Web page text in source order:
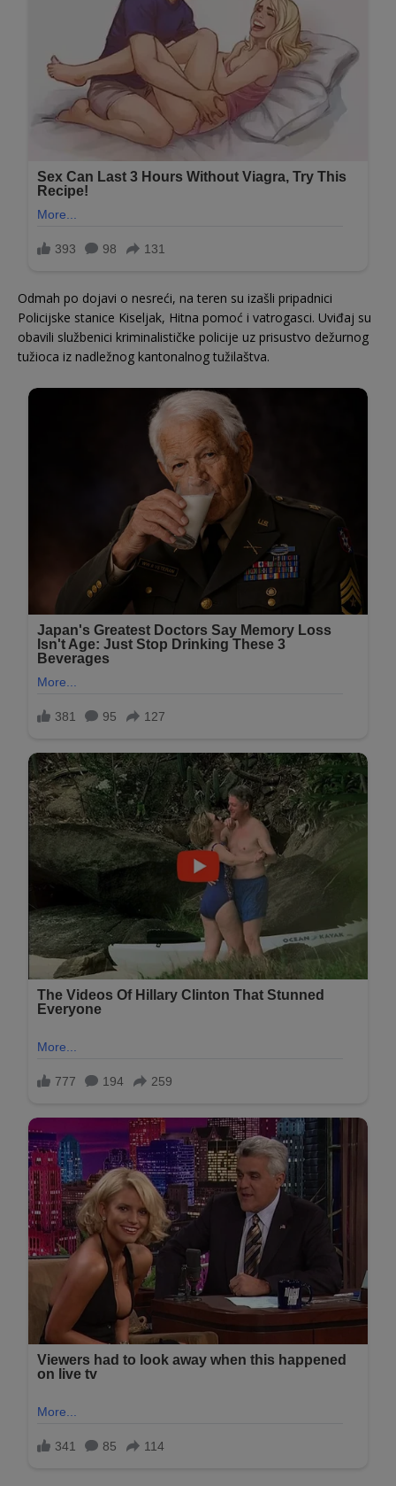
Odmah po dojavi o nesreći, na teren su izašli pripadnici
Policijske stanice Kiseljak, Hitna pomoć i vatrogasci. Uviđaj su
obavili službenici kriminalističke policije uz prisustvo dežurnog
tužioca iz nadležnog kantonalnog tužilaštva.